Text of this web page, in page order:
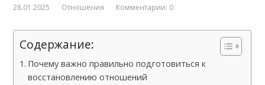
28.01.2025 Отношения Комментарии: 0
Содержание:
Почему важно правильно подготовиться к
восстановлению отношений